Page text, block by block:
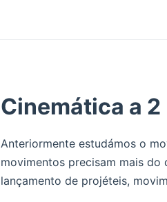
Cinemática a
Anteriormente estudámos o
movimentos precisam mais do
lançamento de projéteis,